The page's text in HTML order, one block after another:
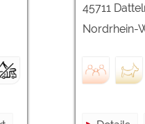
45711
Nordrhein-